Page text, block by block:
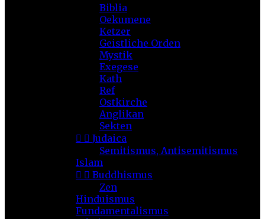
Biblia
Oekumene
Ketzer
Geistliche Orden
Mystik
Exegese
Kath
Ref
Ostkirche
Anglikan
Sekten
  Judaica
Semitismus, Antisemitismus
Islam
  Buddhismus
Zen
Hinduismus
Fundamentalismus